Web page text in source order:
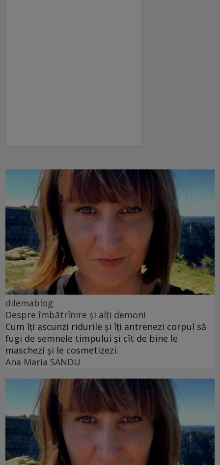
dilemablog
Despre îmbătrînire și alți demoni
Cum îți ascunzi ridurile și îți antrenezi corpul să
fugi de semnele timpului și cît de bine le
maschezi și le cosmetizezi.
Ana Maria SANDU